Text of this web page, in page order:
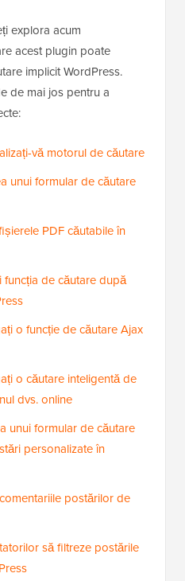
explora acum
acest plugin poate
implicit WordPress.
de mai jos pentru a
vă motorul de căutare
unui formular de căutare
PDF căutabile în
funcția de căutare după
o funcție de căutare Ajax
o căutare inteligentă de
dvs. online
unui formular de căutare
personalizate în
postărilor de
să filtreze postările